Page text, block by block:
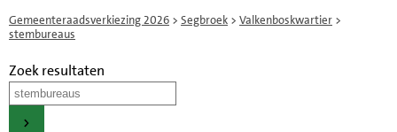
Gemeenteraadsverkiezing 2026 > Segbroek > Valkenboskwartier >
stembureaus
Zoek resultaten